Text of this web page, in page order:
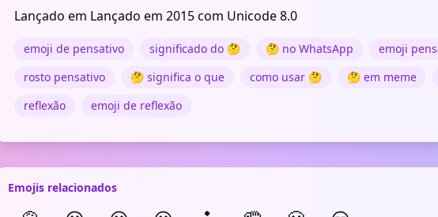
Lançado em Lançado em 2015 com Unicode 8.0
emoji de pensativo significado do 🤔 🤔 no WhatsApp
emoji
rosto pensativo
🤔 significa o que como usar 🤔
🤔 em meme
reflexão
emoji de reflexão
Emojis relacionados